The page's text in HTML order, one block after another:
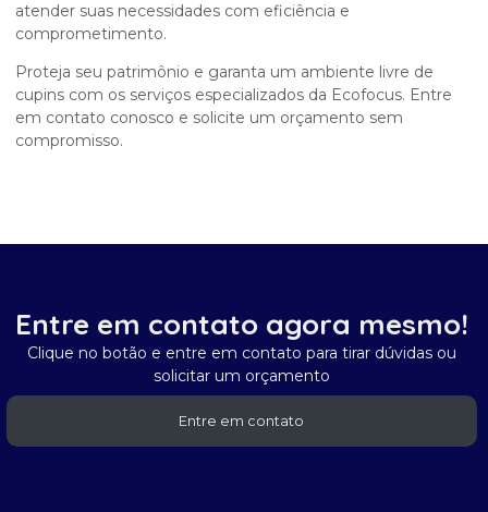
atender suas necessidades com eficiência e
comprometimento.
Proteja seu patrimônio e garanta um ambiente livre de
cupins com os serviços especializados da Ecofocus. Entre
em contato conosco e solicite um orçamento sem
compromisso.
Entre em contato agora mesmo!
Clique no botão e entre em contato para tirar dúvidas ou
solicitar um orçamento
Entre em contato